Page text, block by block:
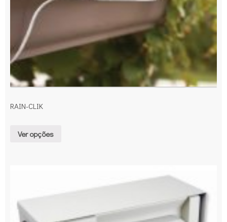
RAIN-CLIK
Ver opções